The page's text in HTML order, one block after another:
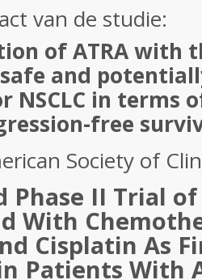
van de studie:
of ATRA with
and
in terms
free
Society of
Phase II Trial
With
Cisplatin As
Patients With